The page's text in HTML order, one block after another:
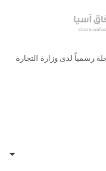
رسمياً لدى وزارة التجارة